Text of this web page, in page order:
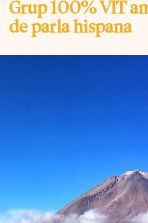
Grup 100% VIT
de parla hispana